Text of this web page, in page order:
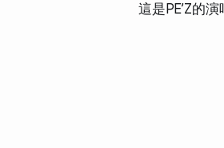
這是PE’Z的演